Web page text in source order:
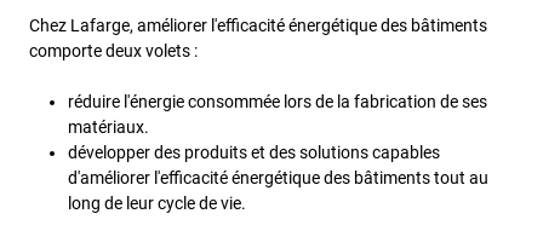
Chez Lafarge, améliorer l'efficacité énergétique des bâtiments
comporte deux volets :
réduire l'énergie consommée lors de la fabrication de ses
matériaux.
développer des produits et des solutions capables
d'améliorer l'efficacité énergétique des bâtiments tout au
long de leur cycle de vie.